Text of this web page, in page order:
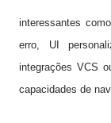
interessantes
erro, UI
integrações VCS
capacidades de